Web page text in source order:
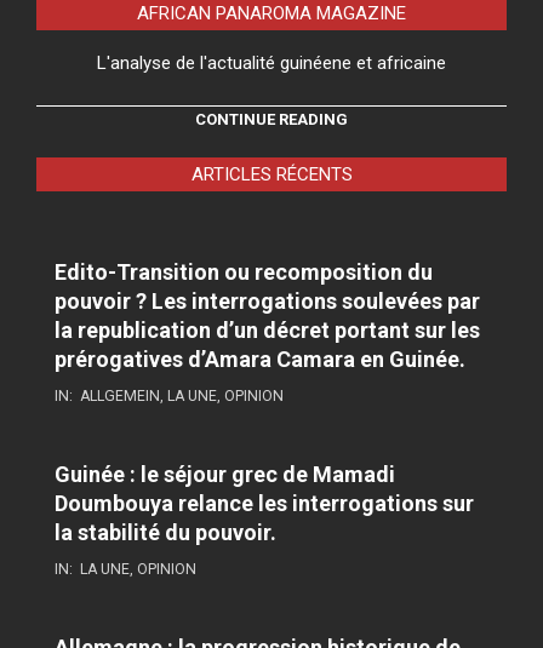
AFRICAN PANAROMA MAGAZINE
L'analyse de l'actualité guinéene et africaine
CONTINUE READING
ARTICLES RÉCENTS
Edito-Transition ou recomposition du
pouvoir ? Les interrogations soulevées par
la republication d’un décret portant sur les
prérogatives d’Amara Camara en Guinée.
IN: ALLGEMEIN, LA UNE, OPINION
Guinée : le séjour grec de Mamadi
Doumbouya relance les interrogations sur
la stabilité du pouvoir.
IN: LA UNE, OPINION